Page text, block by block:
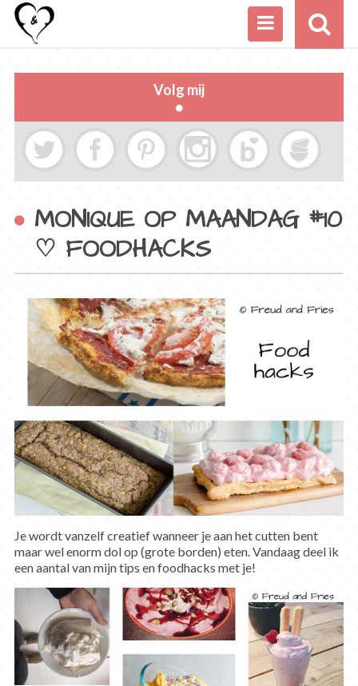
Volg mij
MONIQUE OP MAANDAG #10
♡ FOODHACKS
Je wordt vanzelf creatief wanneer je aan het cutten bent
maar wel enorm dol op (grote borden) eten. Vandaag deel ik
een aantal van mijn tips en foodhacks met je!